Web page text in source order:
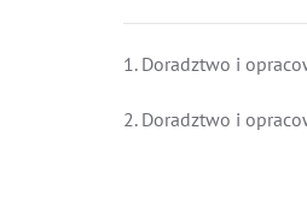
1. Doradztwo i
2. Doradztwo i